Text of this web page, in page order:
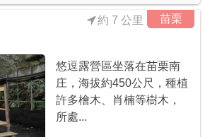
苗栗
約 7 公里
悠逗露營區坐落在苗栗南
庄，海拔約450公尺，種植
許多檜木、肖楠等樹木，
所處...